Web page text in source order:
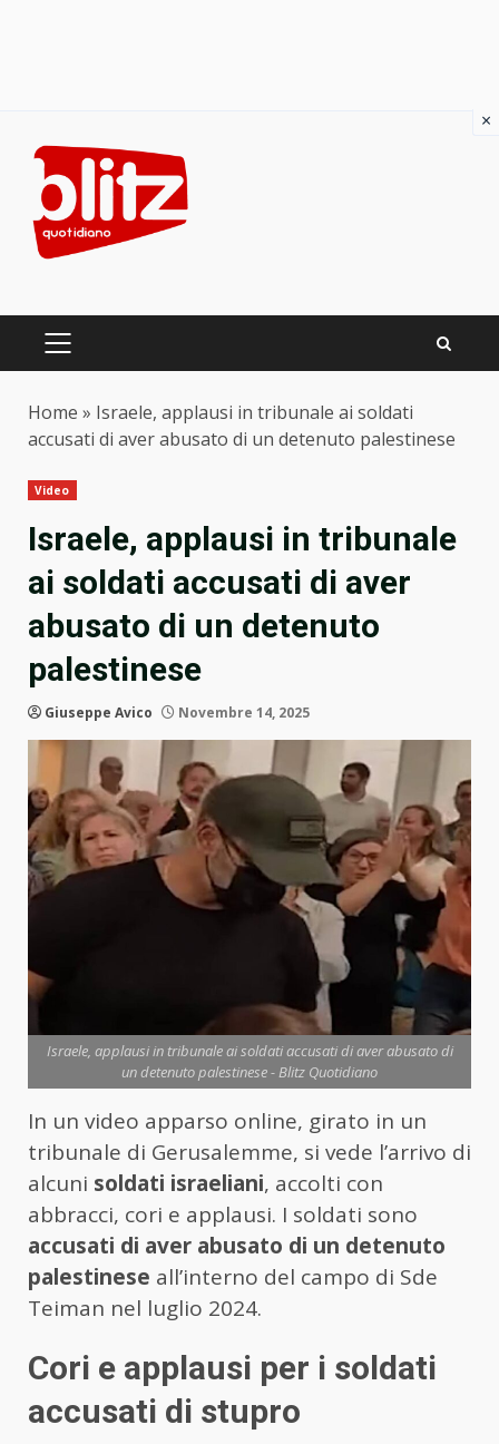
content
PRIMARY
Home » Israele, applausi in tribunale ai soldati
accusati di aver abusato di un detenuto palestinese
Video
Israele, applausi in tribunale
ai soldati accusati di aver
abusato di un detenuto
palestinese
Giuseppe Avico Novembre 14, 2025
Israele, applausi in tribunale ai soldati accusati di aver abusato di
un detenuto palestinese - Blitz Quotidiano
In un video apparso online, girato in un
tribunale di Gerusalemme, si vede l’arrivo di
alcuni soldati israeliani, accolti con
abbracci, cori e applausi. I soldati sono
accusati di aver abusato di un detenuto
palestinese all’interno del campo di Sde
Teiman nel luglio 2024.
Cori e applausi per i soldati
accusati di stupro
×